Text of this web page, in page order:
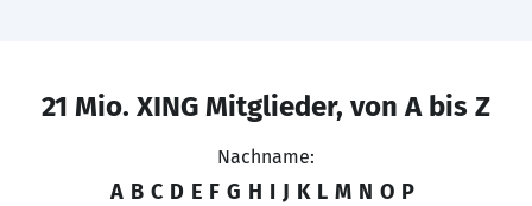
21 Mio. XING Mitglieder, von A bis Z
Nachname:
A B C D E F G H I J K L M N O P